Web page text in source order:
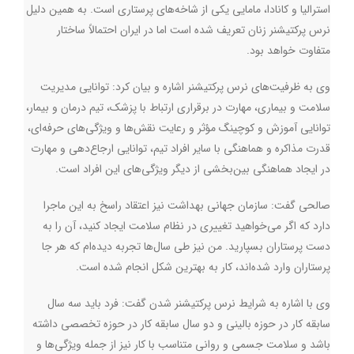
استرالیا و کانادا، مامایی یکی از شاخه‌های پرستاری است. به همین دلیل
نرس پرکتیشنر زنان تعریف شده است اما در ایران احتمالاً ساختار
متفاوت خواهد بود.
وی به ظرفیت‌های نرس پرکتیشنر اشاره و بیان کرد: توانایی مدیریت
سلامت و بیماری، مهارت در برقراری ارتباط با پزشک، تیم درمان و بیمار،
توانایی آموزش و کوچینگ مؤثر و رعایت نقش‌ها و ویژگی‌های حرفه‌ای،
قدرت مذاکره و هماهنگی با سایر افراد تیم، توانایی ارجاع‌دهی و مهارت
در ایجاد هماهنگی بین‌بخشی از دیگر ویژگی‌های این افراد است.
صالحی گفت: سازمان جهانی بهداشت نیز اعتقاد راسخ به این ماجرا
دارد که اگر می‌خواهید تغییری در نظام سلامت ایجاد کنید، آن را به
دست پرستاران بسپارید. من نیز طی سال‌ها تجربه دیده‌ام که هر جا
پرستاران وارد شده‌اند، کار به بهترین شکل انجام شده است.
وی با اشاره به شرایط نرس پرکتیشنر شدن گفت: فرد باید سه سال
سابقه کار در حوزه بالینی و دو سال سابقه کار در حوزه تخصصی داشته
باشد و سلامت جسمی و روانی متناسب با کار نیز از جمله ویژگی‌ها و